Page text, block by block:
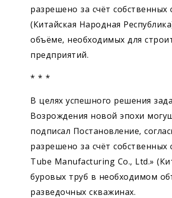
разрешено за счёт
(Китайская Народная
объёме, необходимых для
предприятий.
* * *
В целях успешного решения
Возрождения новой эпохи
подписал Постановление,
разрешено за счёт
Tube Manufacturing Co., Ltd.»
буровых труб в необходимом
разведочных скважинах.